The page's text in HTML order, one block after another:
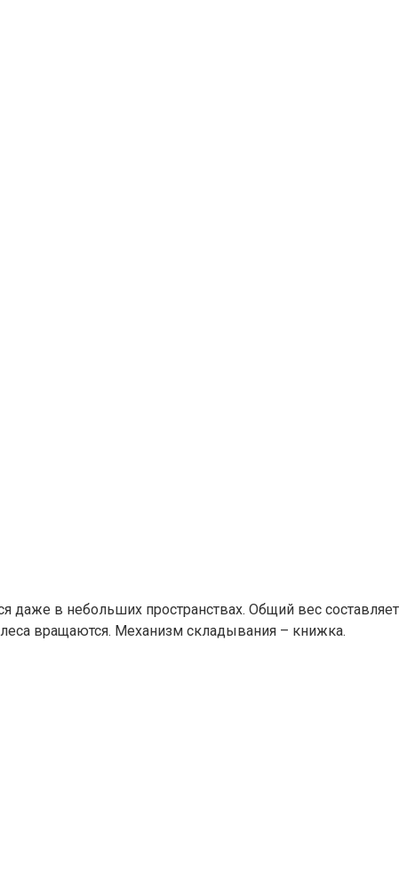
даже в небольших пространствах. Общий вес составляет
вращаются. Механизм складывания – книжка.